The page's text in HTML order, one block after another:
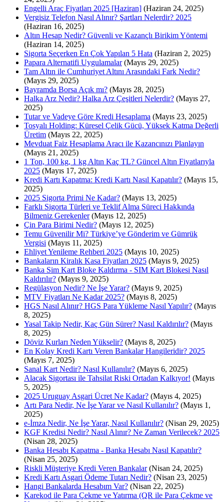
Engelli Araç Fiyatları 2025 [Haziran] (Haziran 24, 2025)
Vergisiz Telefon Nasıl Alınır? Şartları Nelerdir? 2025
(Haziran 16, 2025)
Altın Hesap Nedir? Güvenli ve Kazançlı Birikim Yöntemi
(Haziran 14, 2025)
Sigorta Seçerken En Çok Yapılan 5 Hata (Haziran 2, 2025)
Papara Alternatifi Uygulamalar (Mayıs 29, 2025)
Tam Altın ile Cumhuriyet Altını Arasındaki Fark Nedir?
(Mayıs 29, 2025)
Bayramda Borsa Açık mı? (Mayıs 28, 2025)
Halka Arz Nedir? Halka Arz Çeşitleri Nelerdir? (Mayıs 27,
2025)
Tutar ve Vadeye Göre Kredi Hesaplama (Mayıs 23, 2025)
Tosyalı Holding: Küresel Çelik Gücü, Yüksek Katma Değerli
Üretim (Mayıs 22, 2025)
Mevduat Faiz Hesaplama Aracı ile Kazancınızı Planlayın
(Mayıs 21, 2025)
1 Ton, 100 kg, 1 kg Altın Kaç TL? Güncel Altın Fiyatlarıyla
2025 (Mayıs 17, 2025)
Kredi Kartı Kapatma: Kredi Kartı Nasıl Kapatılır? (Mayıs 15,
2025)
2025 Sigorta Primi Ne Kadar? (Mayıs 13, 2025)
Farklı Sigorta Türleri ve Teklif Alma Süreci Hakkında
Bilmeniz Gerekenler (Mayıs 12, 2025)
Çin Para Birimi Nedir? (Mayıs 12, 2025)
Temu Güvenilir Mi? Türkiye’ye Gönderim ve Gümrük
Vergisi (Mayıs 11, 2025)
Ehliyet Yenileme Rehberi 2025 (Mayıs 10, 2025)
Bankaların Kiralık Kasa Fiyatları 2025 (Mayıs 9, 2025)
Banka Sim Kart Bloke Kaldırma - SIM Kart Blokesi Nasıl
Kaldırılır? (Mayıs 9, 2025)
Regülasyon Nedir? Ne İşe Yarar? (Mayıs 9, 2025)
MTV Fiyatları Ne Kadar 2025? (Mayıs 8, 2025)
HGS Nasıl Alınır? HGS Para Yükleme Nasıl Yapılır? (Mayıs
8, 2025)
Yasal Takip Nedir, Kaç Gün Sürer? Nasıl Kaldırılır? (Mayıs
8, 2025)
Döviz Kurları Neden Yükselir? (Mayıs 8, 2025)
En Kolay Kredi Kartı Veren Bankalar Hangileridir? 2025
(Mayıs 7, 2025)
Sanal Kart Nedir? Nasıl Kullanılır? (Mayıs 6, 2025)
Alacak Sigortası ile Tahsilat Riski Ortadan Kalkıyor! (Mayıs
5, 2025)
2025 Uruguay Asgari Ücret Ne Kadar? (Mayıs 4, 2025)
Artı Para Nedir, Ne İşe Yarar ve Nasıl Kullanılır? (Mayıs 1,
2025)
e-İmza Nedir, Ne İşe Yarar, Nasıl Kullanılır? (Nisan 29, 2025)
KGF Kredisi Nedir? Nasıl Alınır? Ne Zaman Verilecek? 2025
(Nisan 28, 2025)
Banka Hesabı Kapatma - Banka Hesabı Nasıl Kapatılır?
(Nisan 25, 2025)
Riskli Müşteriye Kredi Veren Bankalar (Nisan 24, 2025)
Kredi Kartı Asgari Ödeme Tutarı Nedir? (Nisan 23, 2025)
Hangi Bankalarda Hesabım Var? (Nisan 22, 2025)
Karekod ile Para Çekme ve Yatırma (QR ile Para Çekme ve